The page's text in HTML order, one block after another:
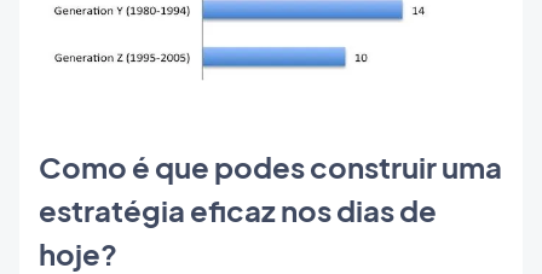
Como é que podes construir uma
estratégia eficaz nos dias de
hoje?